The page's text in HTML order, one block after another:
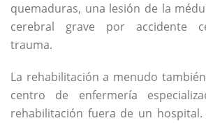
quemaduras, una lesión de la
cerebral grave por accidente
trauma.
La rehabilitación a menudo
centro de enfermería
rehabilitación fuera de un hospital.